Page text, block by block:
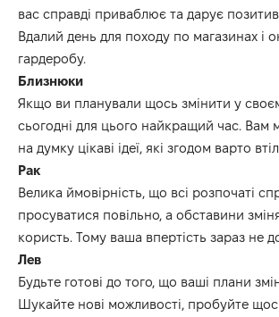
вас справді приваблює та дарує
Вдалий день для походу по магазинах і
гардеробу.
Близнюки
Якщо ви планували щось змінити у
сьогодні для цього найкращий час. Вам
на думку цікаві ідеї, які згодом варто
Рак
Велика ймовірність, що всі розпочаті
просуватися повільно, а обставини
користь. Тому ваша впертість зараз не
Лев
Будьте готові до того, що ваші плани
Шукайте нові можливості, пробуйте